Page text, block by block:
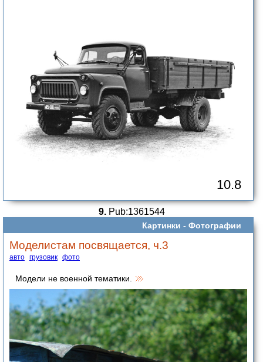
10.8
9.Pub:1361544
Картинки - Фотографии
Моделистам посвящается, ч.3
авто грузовик фото
Модели не военной тематики.